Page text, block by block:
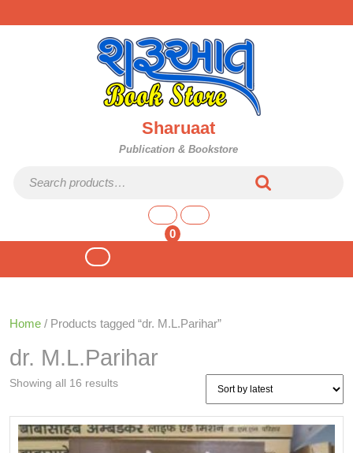
to
Sharuaat
Publication & Bookstore
0
shopping
Open
Home / Products tagged “dr. M.L.Parihar”
dr. M.L.Parihar
Showing all 16 resultsSorted
latest